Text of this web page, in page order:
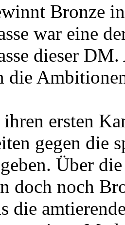
Bronze
war eine
dieser
die
ersten
gegen die
Über
doch noch
die